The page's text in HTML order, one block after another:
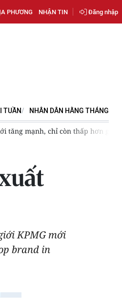
PHƯƠNG NHẬN TIN Đăng nhập
TUẦN NHÂN DÂN HẰNG THÁNG
trương hoàn thiện hạ tầng sạc
KPMG mới
brand in